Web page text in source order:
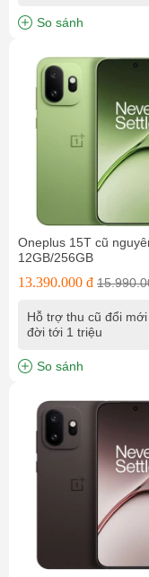
So sánh
Oneplus 15T cũ
12GB/256GB
13.390.000 đ
Hỗ trợ thu cũ đổi mới
đời tới 1 triệu
So sánh